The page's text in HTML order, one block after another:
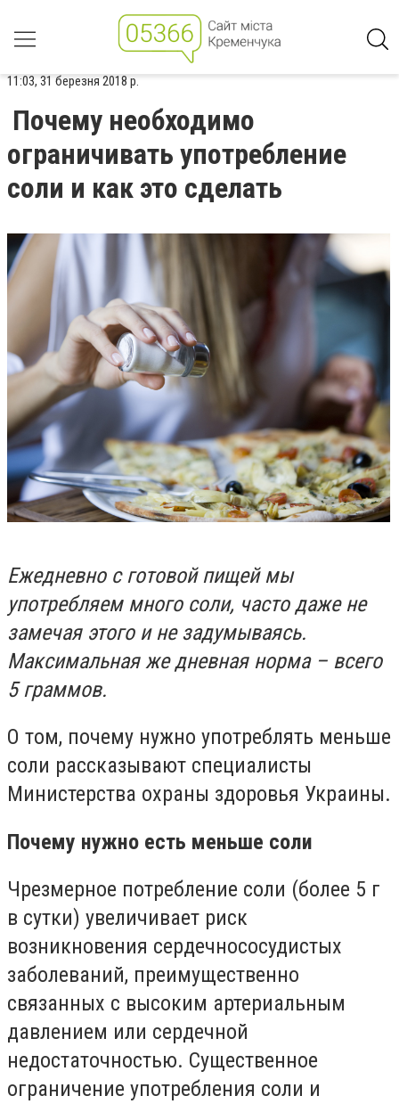
11:03, 31 березня 2018 р.
Почему необходимо
ограничивать употребление
соли и как это сделать
Ежедневно с готовой пищей мы
употребляем много соли, часто даже не
замечая этого и не задумываясь.
Максимальная же дневная норма – всего
5 граммов.
О том, почему нужно употреблять меньше
соли рассказывают специалисты
Министерства охраны здоровья Украины.
Почему нужно есть меньше соли
Чрезмерное потребление соли (более 5 г
в сутки) увеличивает риск
возникновения сердечнососудистых
заболеваний, преимущественно
связанных с высоким артериальным
давлением или сердечной
недостаточностью. Существенное
ограничение употребления соли и